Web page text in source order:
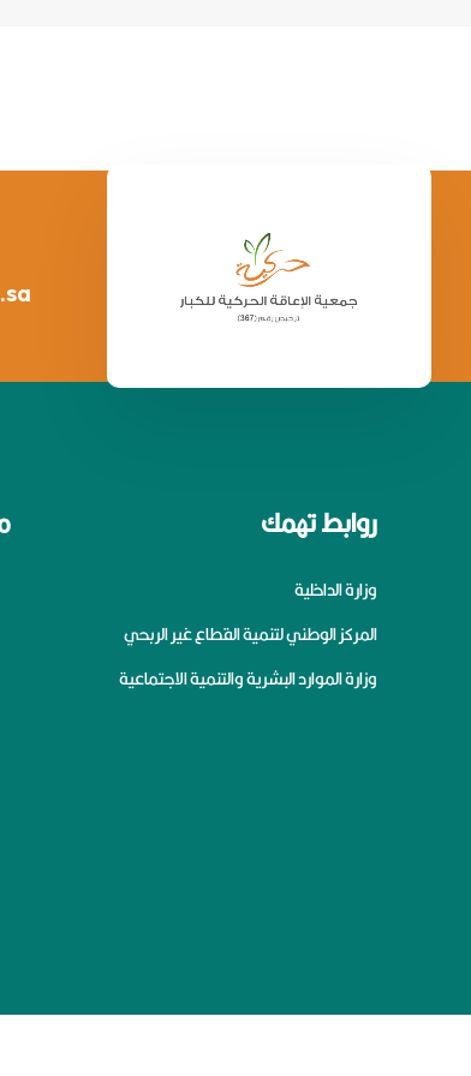
روابط تهمك
وزارة الداخلية
المركز الوطني لتنمية القطاع غير الربحي
وزارة الموارد البشرية والتنمية الاجتماعية